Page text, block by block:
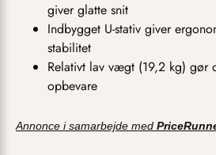
giver glatte snit
Indbygget U-stativ giver
stabilitet
Relativt lav vægt (19,2 kg) gør
opbevare
Annonce i samarbejde med